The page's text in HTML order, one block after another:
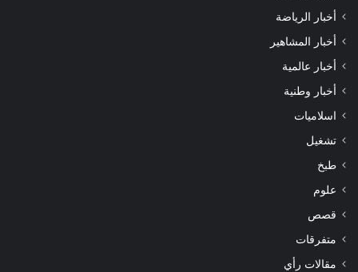
أخبار الرياضة
أخبار المشاهير
أخبار عالمية
أخبار وطنية
اسلاميات
تشغيل
طبخ
علوم
قصص
متفرقات
مقالات رأي